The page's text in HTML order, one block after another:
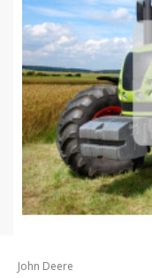
John Deere